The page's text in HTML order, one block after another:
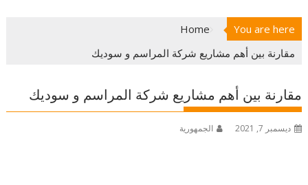
You are here
Home
مقارنة بين أهم مشاريع شركة المراسم و سوديك
مقارنة بين أهم مشاريع شركة المراسم و سوديك
ديسمبر 7, 2021 الجمهورية